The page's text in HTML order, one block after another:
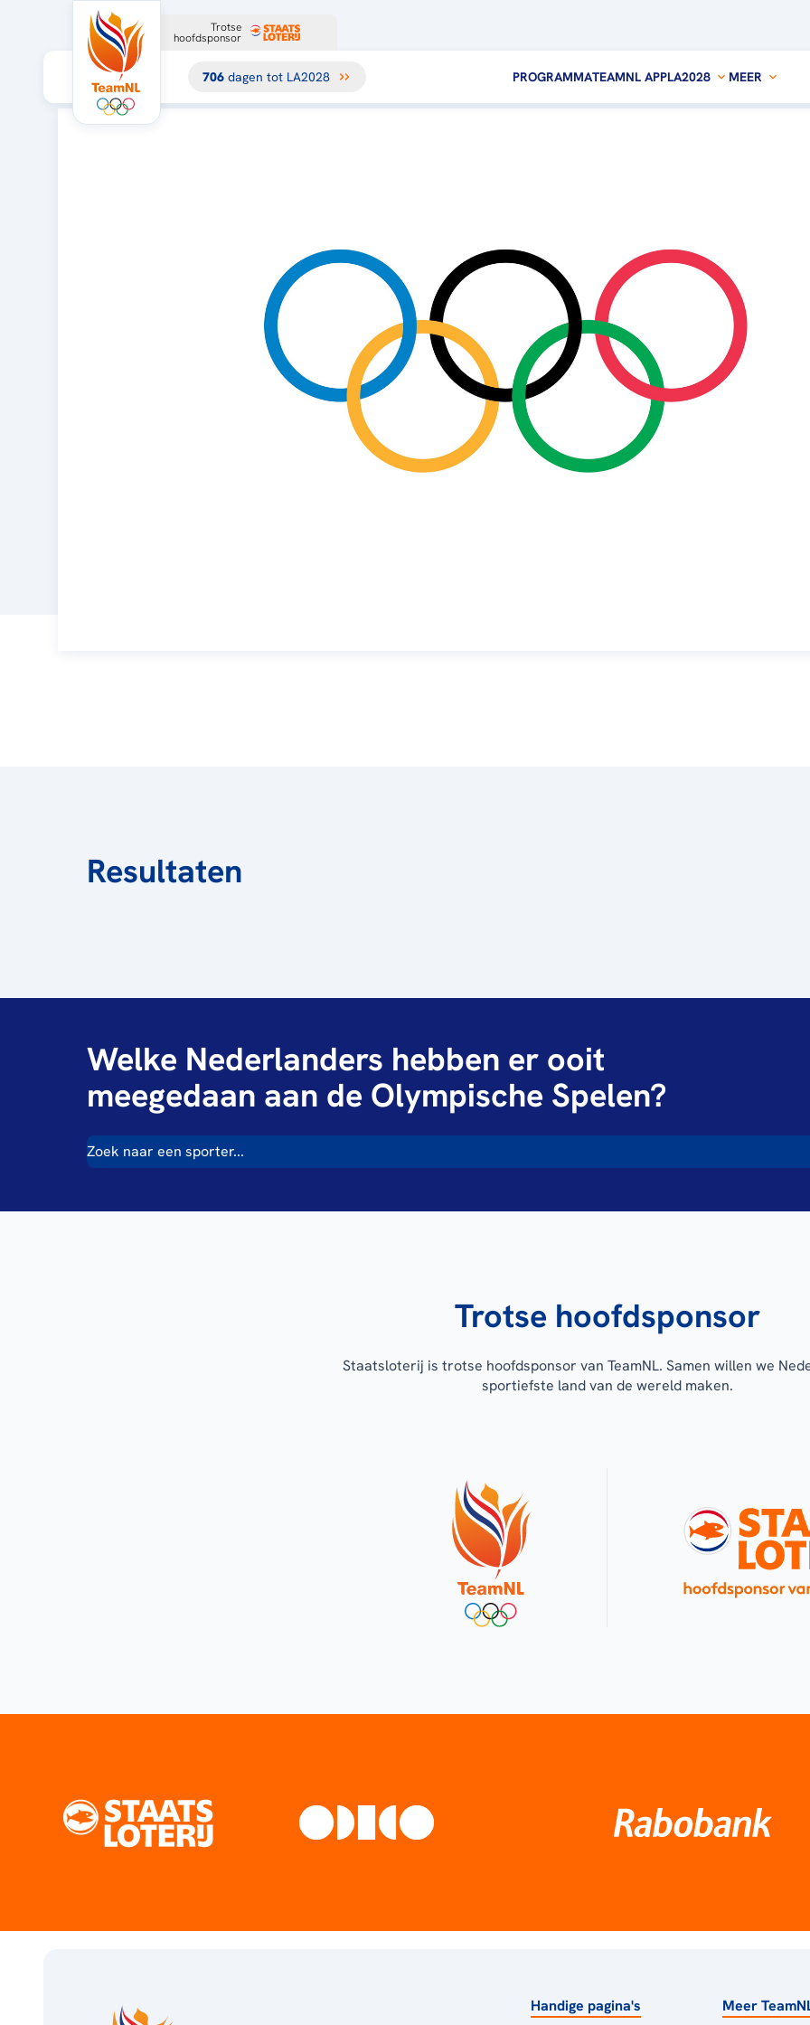
Trotse
hoofdsponsor
706 dagen tot LA2028 PROGRAMMATEAMNL APPLA2028 MEER
Resultaten
Welke Nederlanders hebben er ooit
meegedaan aan de Olympische Spelen?
Trotse hoofdsponsor
Staatsloterij is trotse hoofdsponsor van TeamNL. Samen willen we
sportiefste land van de wereld maken.
Handige pagina's Meer